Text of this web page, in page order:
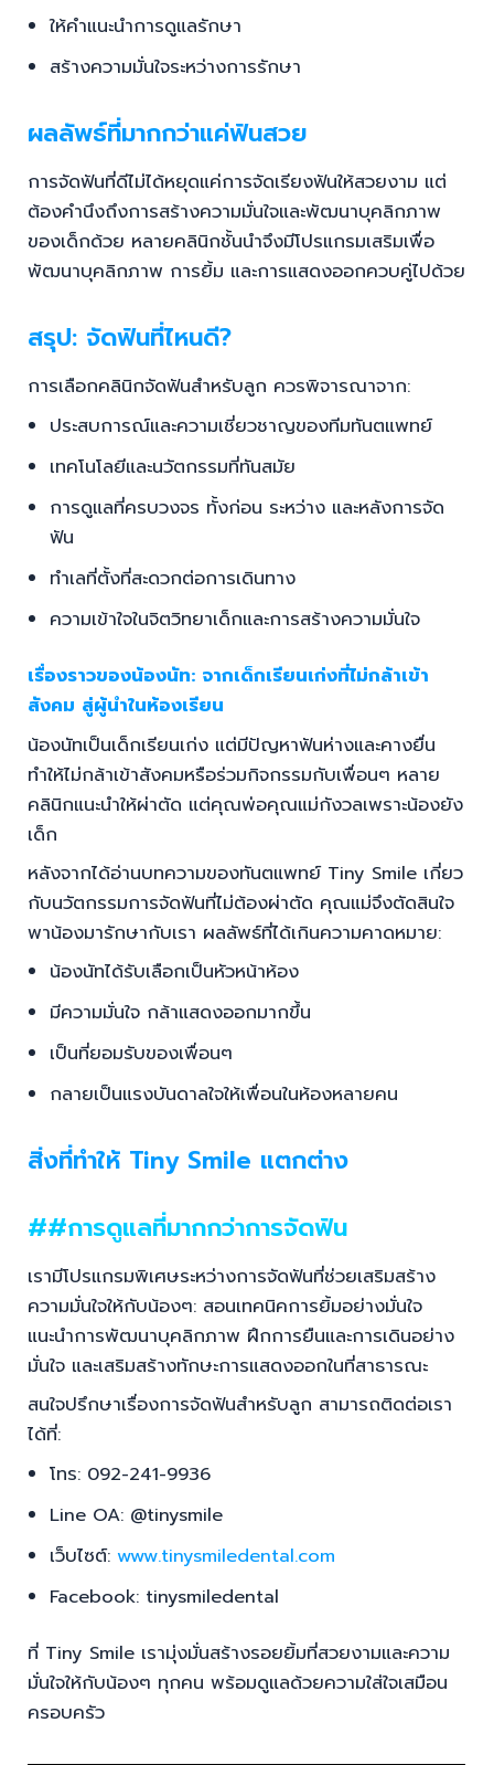
ให้คำแนะนำการดูแลรักษา
สร้างความมั่นใจระหว่างการรักษา
ผลลัพธ์ที่มากกว่าแค่ฟันสวย
การจัดฟันที่ดีไม่ได้หยุดแค่การจัดเรียงฟันให้สวยงาม แต่
ต้องคำนึงถึงการสร้างความมั่นใจและพัฒนาบุคลิกภาพ
ของเด็กด้วย หลายคลินิกชั้นนำจึงมีโปรแกรมเสริมเพื่อ
พัฒนาบุคลิกภาพ การยิ้ม และการแสดงออกควบคู่ไปด้วย
สรุป: จัดฟันที่ไหนดี?
การเลือกคลินิกจัดฟันสำหรับลูก ควรพิจารณาจาก:
ประสบการณ์และความเชี่ยวชาญของทีมทันตแพทย์
เทคโนโลยีและนวัตกรรมที่ทันสมัย
การดูแลที่ครบวงจร ทั้งก่อน ระหว่าง และหลังการจัด
ฟัน
ทำเลที่ตั้งที่สะดวกต่อการเดินทาง
ความเข้าใจในจิตวิทยาเด็กและการสร้างความมั่นใจ
เรื่องราวของน้องนัท: จากเด็กเรียนเก่งที่ไม่กล้าเข้า
สังคม สู่ผู้นำในห้องเรียน
น้องนัทเป็นเด็กเรียนเก่ง แต่มีปัญหาฟันห่างและคางยื่น
ทำให้ไม่กล้าเข้าสังคมหรือร่วมกิจกรรมกับเพื่อนๆ หลาย
คลินิกแนะนำให้ผ่าตัด แต่คุณพ่อคุณแม่กังวลเพราะน้องยัง
เด็ก
หลังจากได้อ่านบทความของทันตแพทย์ Tiny Smile เกี่ยว
กับนวัตกรรมการจัดฟันที่ไม่ต้องผ่าตัด คุณแม่จึงตัดสินใจ
พาน้องมารักษากับเรา ผลลัพธ์ที่ได้เกินความคาดหมาย:
น้องนัทได้รับเลือกเป็นหัวหน้าห้อง
มีความมั่นใจ กล้าแสดงออกมากขึ้น
เป็นที่ยอมรับของเพื่อนๆ
กลายเป็นแรงบันดาลใจให้เพื่อนในห้องหลายคน
สิ่งที่ทำให้ Tiny Smile แตกต่าง
##การดูแลที่มากกว่าการจัดฟัน
เรามีโปรแกรมพิเศษระหว่างการจัดฟันที่ช่วยเสริมสร้าง
ความมั่นใจให้กับน้องๆ: สอนเทคนิคการยิ้มอย่างมั่นใจ
แนะนำการพัฒนาบุคลิกภาพ ฝึกการยืนและการเดินอย่าง
มั่นใจ และเสริมสร้างทักษะการแสดงออกในที่สาธารณะ
สนใจปรึกษาเรื่องการจัดฟันสำหรับลูก สามารถติดต่อเรา
ได้ที่:
โทร: 092-241-9936
Line OA: @tinysmile
เว็บไซต์:www.tinysmiledental.com
Facebook: tinysmiledental
ที่ Tiny Smile เรามุ่งมั่นสร้างรอยยิ้มที่สวยงามและความ
มั่นใจให้กับน้องๆ ทุกคน พร้อมดูแลด้วยความใส่ใจเสมือน
ครอบครัว